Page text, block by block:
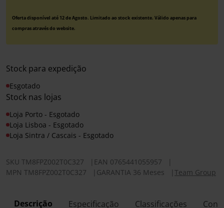
Oferta disponível até 12 de Agosto. Limitado ao stock existente. Válido apenas para
compras através do website.
Stock para expedição
Esgotado
Stock nas lojas
Loja Porto - Esgotado
Loja Lisboa - Esgotado
Loja Sintra / Cascais - Esgotado
SKU TM8FPZ002T0C327 EAN 0765441055957
MPN TM8FPZ002T0C327 GARANTIA 36 Meses Team Group
Descrição Especificação Classificações